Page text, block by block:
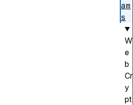
am
s
W
e
b
Cr
y
pt